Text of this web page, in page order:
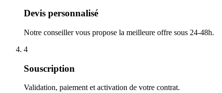
Devis personnalisé
Notre conseiller vous propose la meilleure offre sous 24-48h.
4
Souscription
Validation, paiement et activation de votre contrat.